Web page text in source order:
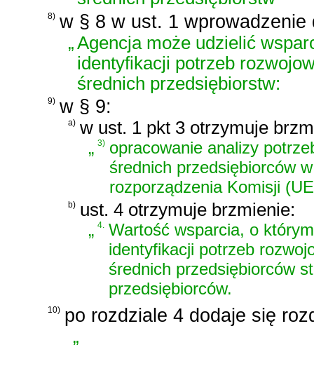
8) w § 8 w ust. 1
„Agencja może udzielić
identyfikacji potrzeb
średnich przedsiębiorstw:
9) w § 9:
a) w ust. 1 pkt 3 otrzymuje
„3) opracowanie analizy
średnich przedsiębiorców
rozporządzenia Komisji
b) ust. 4 otrzymuje brzmienie:
„4.
Wartość wsparcia, o
identyfikacji potrzeb
średnich przedsiębiorców
przedsiębiorców.
10) po rozdziale 4 dodaje się
„